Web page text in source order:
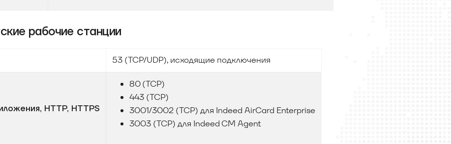
рабочие станции
53 (TCP/UDP), исходящие подключения
HTTP, HTTPS
80 (TCP)
443 (TCP)
3001/3002 (TCP) для Indeed AirCard Enterprise
3003 (TCP) для Indeed CM Agent